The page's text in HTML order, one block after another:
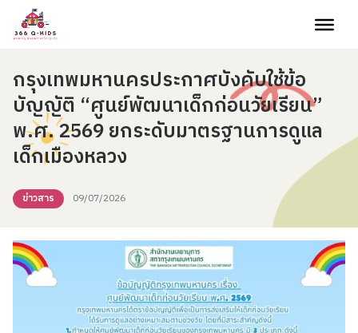
Skip to content
กรุงเทพมหานครประกาศบังคับใช้ข้อ
บัญญัติ “ศูนย์พัฒนาเด็กก่อนวัยเรียน”
พ.ศ. 2569 ยกระดับมาตรฐานการดูแล
เด็กเมืองหลวง
ข่าวสาร 09/07/2026